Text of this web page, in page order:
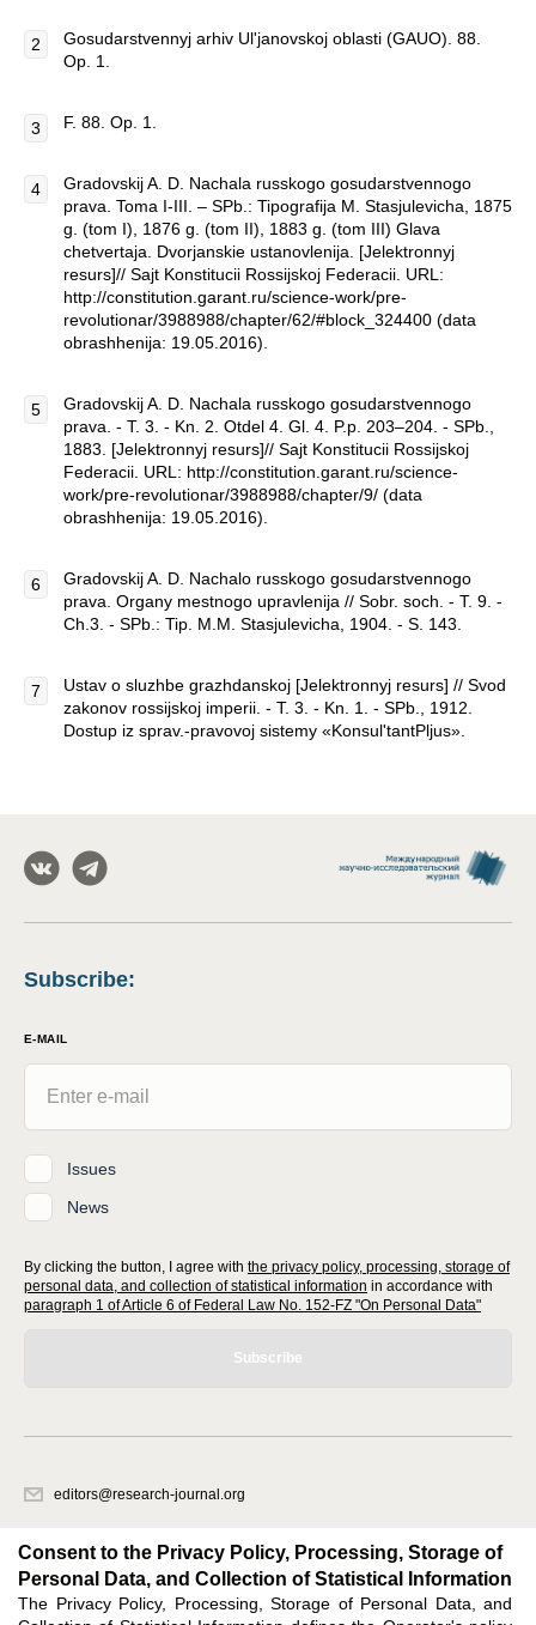
Gosudarstvennyj arhiv Ul'janovskoj oblasti (GAUO). 88.
Op. 1.
F. 88. Op. 1.
Gradovskij A. D. Nachala russkogo gosudarstvennogo
prava. Toma I-III. – SPb.: Tipografija M. Stasjulevicha, 1875
g. (tom I), 1876 g. (tom II), 1883 g. (tom III) Glava
chetvertaja. Dvorjanskie ustanovlenija. [Jelektronnyj
resurs]// Sajt Konstitucii Rossijskoj Federacii. URL:
http://constitution.garant.ru/science-work/pre-
revolutionar/3988988/chapter/62/#block_324400 (data
obrashhenija: 19.05.2016).
Gradovskij A. D. Nachala russkogo gosudarstvennogo
prava. - T. 3. - Kn. 2. Otdel 4. Gl. 4. P.p. 203–204. - SPb.,
1883. [Jelektronnyj resurs]// Sajt Konstitucii Rossijskoj
Federacii. URL: http://constitution.garant.ru/science-
work/pre-revolutionar/3988988/chapter/9/ (data
obrashhenija: 19.05.2016).
Gradovskij A. D. Nachalo russkogo gosudarstvennogo
prava. Organy mestnogo upravlenija // Sobr. soch. - T. 9. -
Ch.3. - SPb.: Tip. M.M. Stasjulevicha, 1904. - S. 143.
Ustav o sluzhbe grazhdanskoj [Jelektronnyj resurs] // Svod
zakonov rossijskoj imperii. - T. 3. - Kn. 1. - SPb., 1912.
Dostup iz sprav.-pravovoj sistemy «Konsul'tantPljus».
Subscribe:
E-MAIL
Issues
News
By clicking the button, I agree with the privacy policy, processing, storage of
personal data, and collection of statistical information in accordance with
paragraph 1 of Article 6 of Federal Law No. 152-FZ "On Personal Data"
Subscribe
editors@research-journal.org
office 1
Feedback
Consent to the Privacy Policy, Processing, Storage of
Personal Data, and Collection of Statistical Information
The Privacy Policy, Processing, Storage of Personal Data, and